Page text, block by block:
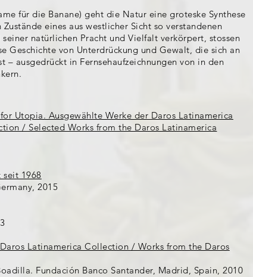
für die Banane) geht die Natur eine groteske Synthese
eines aus westlicher Sicht so verstandenen
natürlichen Pracht und Vielfalt verkörpert, stossen
Geschichte von Unterdrückung und Gewalt, die sich an
– ausgedrückt in Fernsehaufzeichnungen von in den
Utopia. Ausgewählte Werke der Daros Latinamerica
/ Selected Works from the Daros Latinamerica
seit 1968
2015
Latinamerica Collection / Works from the Daros
Fundación Banco Santander, Madrid, Spain, 2010